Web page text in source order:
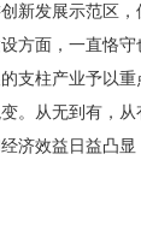
新发展示范区
方面，一直恪
支柱产业予以
。从无到有，
济效益日益凸